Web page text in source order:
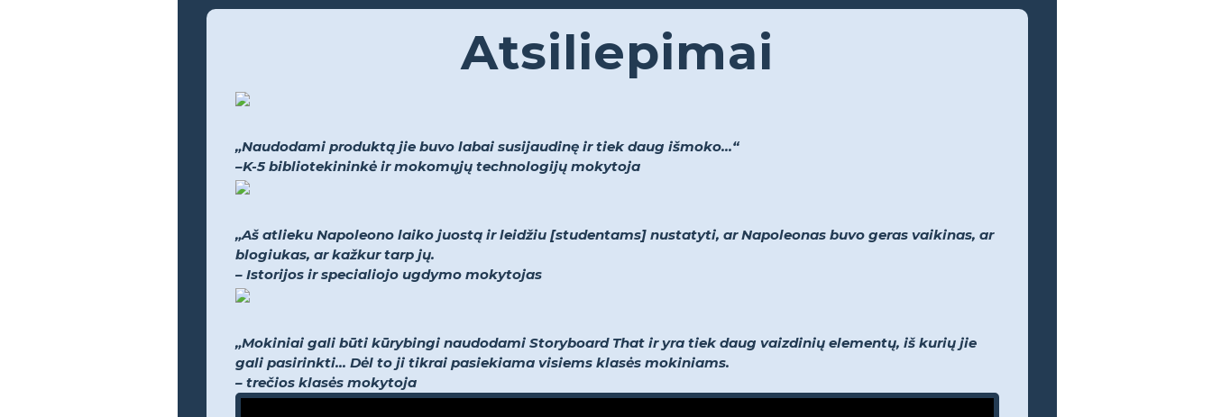
Atsiliepimai
„Naudodami produktą jie buvo labai susijaudinę ir tiek daug išmoko...“
–K-5 bibliotekininkė ir mokomųjų technologijų mokytoja
„Aš atlieku Napoleono laiko juostą ir leidžiu [studentams] nustatyti, ar Napoleonas buvo geras vaikinas, ar
blogiukas, ar kažkur tarp jų.
– Istorijos ir specialiojo ugdymo mokytojas
„Mokiniai gali būti kūrybingi naudodami Storyboard That ir yra tiek daug vaizdinių elementų, iš kurių jie
gali pasirinkti... Dėl to ji tikrai pasiekiama visiems klasės mokiniams.
– trečios klasės mokytoja